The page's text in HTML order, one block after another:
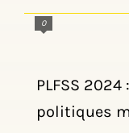
0
PLFSS
politiques